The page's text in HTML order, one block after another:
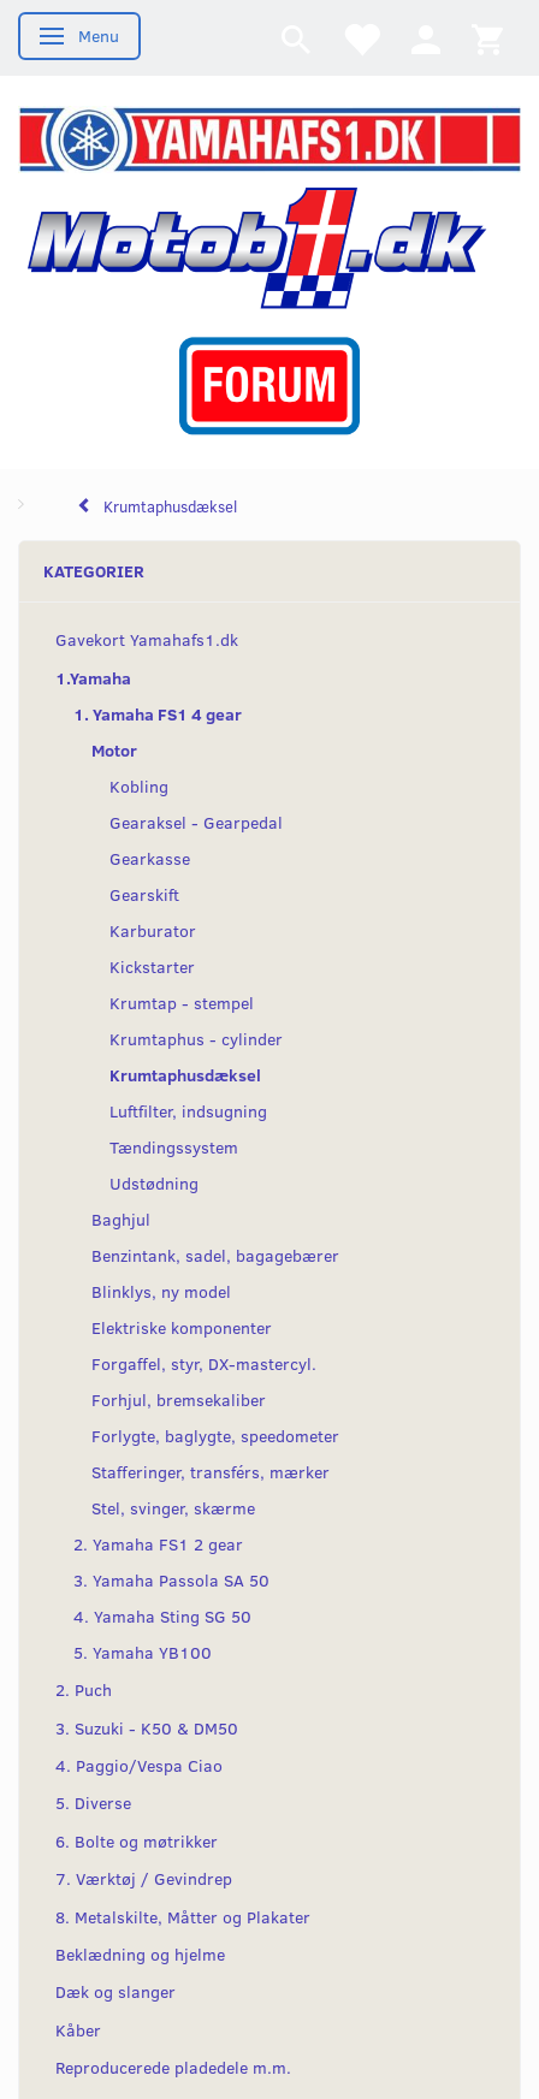
Skifte navigation
Menu
Krumtaphusdæksel
KATEGORIER
Gavekort Yamahafs1.dk
1.Yamaha
1. Yamaha FS1 4 gear
Motor
Kobling
Gearaksel - Gearpedal
Gearkasse
Gearskift
Karburator
Kickstarter
Krumtap - stempel
Krumtaphus - cylinder
Krumtaphusdæksel
Luftfilter, indsugning
Tændingssystem
Udstødning
Baghjul
Benzintank, sadel, bagagebærer
Blinklys, ny model
Elektriske komponenter
Forgaffel, styr, DX-mastercyl.
Forhjul, bremsekaliber
Forlygte, baglygte, speedometer
Stafferinger, transférs, mærker
Stel, svinger, skærme
2. Yamaha FS1 2 gear
3. Yamaha Passola SA 50
4. Yamaha Sting SG 50
5. Yamaha YB100
2. Puch
3. Suzuki - K50 & DM50
4. Paggio/Vespa Ciao
5. Diverse
6. Bolte og møtrikker
7. Værktøj / Gevindrep
8. Metalskilte, Måtter og Plakater
Beklædning og hjelme
Dæk og slanger
Kåber
Reproducerede pladedele m.m.